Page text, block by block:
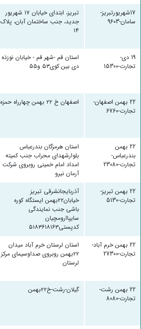
17شهریورتبریز-
سامان-9603
تبریز، ابتدای خیابان ۱۷ شهریور
جدید، جنب ساختمان آبان، پلاک
۱۴
19 دی-
تجارت-15300
استان قم -شهر قم - خیابان نوزذه
دی بین کوی۵۳ و۵۵
22 بهمن اصفهان-
تجارت-6760
اصفهان خ ۲۲ بهمن چهارراه حمزه
22 بهمن
بندرعباس-
تجارت-23080
استان هرمزگان بندرعباس
بلوارشهدای محراب جنب کمیته
امداد امام خمینی روبروی شرکت
آرمان نیرو
22 بهمن تبریز-
تجارت-5130
آذربایجانشرقی تبریز
خیابان۲۲بهمن ایستگاه کوره
باشی جنب نمایندگی
سایپاارومچیان
کدپستی۵۱۸۳۶۱۸۱۶۳
22 بهمن خرم آباد-
تجارت-27300
استان لرستان خرم آباد میدان
۲۲بهمن روبروی صداوسیمای مرکز
لرستان
22 بهمن رشت-
تجارت-8080
گیلان-رشت-خ۲۲بهمن